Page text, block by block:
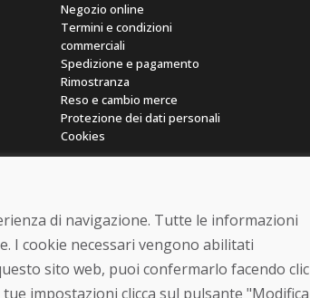
Negozio online
Termini e condizioni
commerciali
Spedizione e pagamento
Rimostranza
Reso e cambio merce
Protezione dei dati personali
Cookies
© DOMIVOSPORT 2026, tutti i diritti riservati
di navigazione. Tutte le informazioni
I cookie necessari vengono abilitati
sito web, puoi confermarlo facendo clic
impostazioni clicca sul pulsante "Modifica